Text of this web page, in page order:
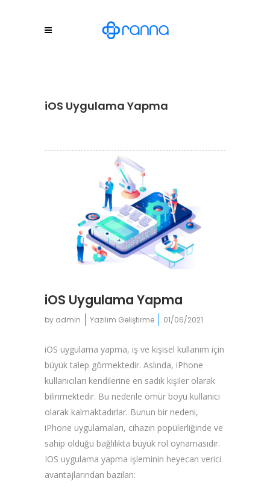
iOS Uygulama Yapma
iOS Uygulama Yapma
by admin Yazılım Geliştirme 01/06/2021
iOS uygulama yapma, iş ve kişisel kullanım için
büyük talep görmektedir. Aslında, iPhone
kullanıcıları kendilerine en sadık kişiler olarak
bilinmektedir. Bu nedenle ömür boyu kullanıcı
olarak kalmaktadırlar. Bunun bir nedeni,
iPhone uygulamaları, cihazın popülerliğinde ve
sahip olduğu bağlılıkta büyük rol oynamasıdır.
IOS uygulama yapma işleminin heyecan verici
avantajlarından bazıları: